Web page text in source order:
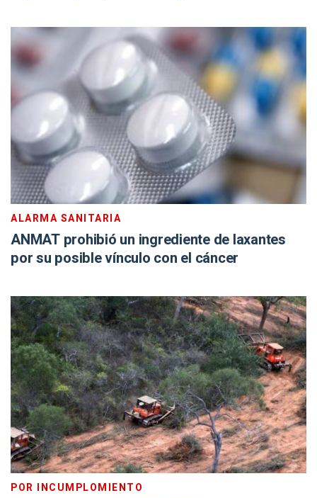
ALARMA SANITARIA
ANMAT prohibió un ingrediente de laxantes
por su posible vínculo con el cáncer
POR INCUMPLOMIENTO